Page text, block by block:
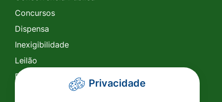
Concursos
Dispensa
Inexigibilidade
Leilão
Pregão Eletrônico
Pregão Presencial
Privacidade